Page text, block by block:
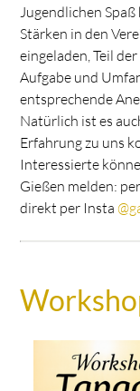
Jugendlichen
Stärken in den
eingeladen, Teil
Aufgabe und
entsprechende
Natürlich ist es
Erfahrung zu uns
Interessierte
Gießen melden:
direkt per Insta